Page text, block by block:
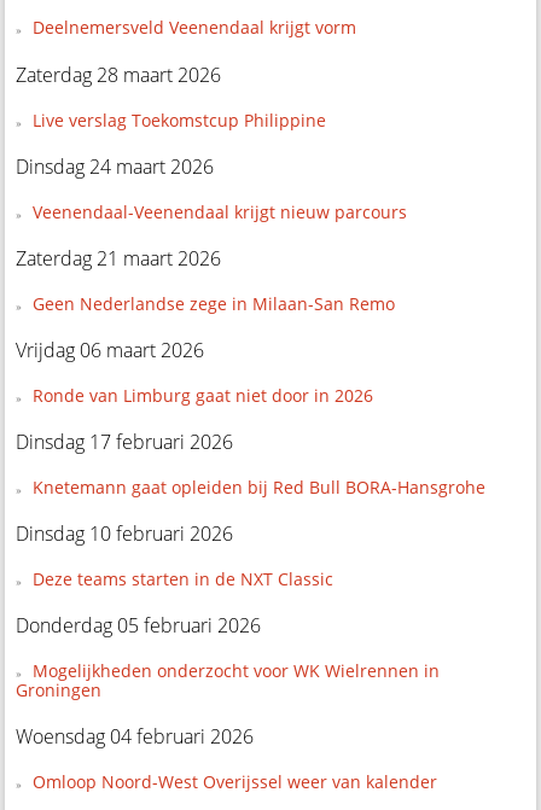
Deelnemersveld Veenendaal krijgt vorm
Zaterdag 28 maart 2026
Live verslag Toekomstcup Philippine
Dinsdag 24 maart 2026
Veenendaal-Veenendaal krijgt nieuw parcours
Zaterdag 21 maart 2026
Geen Nederlandse zege in Milaan-San Remo
Vrijdag 06 maart 2026
Ronde van Limburg gaat niet door in 2026
Dinsdag 17 februari 2026
Knetemann gaat opleiden bij Red Bull BORA-Hansgrohe
Dinsdag 10 februari 2026
Deze teams starten in de NXT Classic
Donderdag 05 februari 2026
Mogelijkheden onderzocht voor WK Wielrennen in
Groningen
Woensdag 04 februari 2026
Omloop Noord-West Overijssel weer van kalender